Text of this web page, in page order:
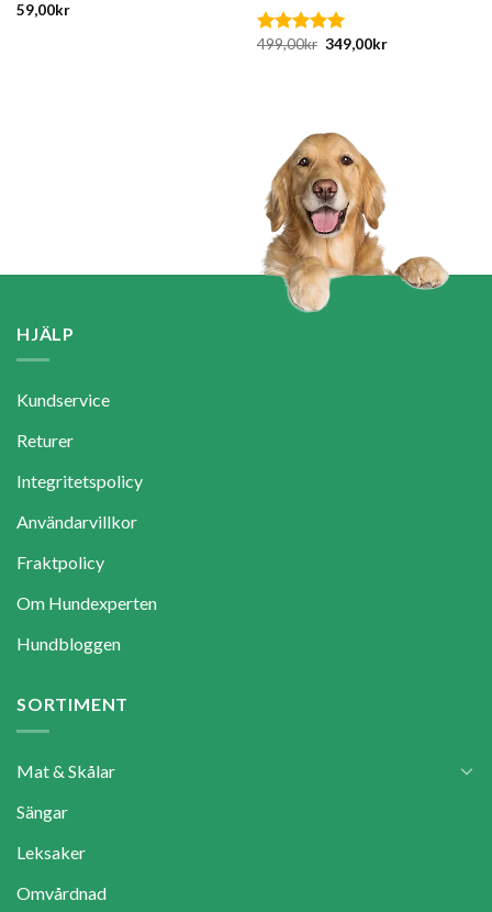
59,00kr
Betygsatt
499,00kr Det
ursprungliga
349,00krDet
HJÄLP
Kundservice
Returer
Integritetspolicy
Användarvillkor
Fraktpolicy
Om Hundexperten
Hundbloggen
SORTIMENT
Mat & Skålar
Sängar
Leksaker
Omvårdnad